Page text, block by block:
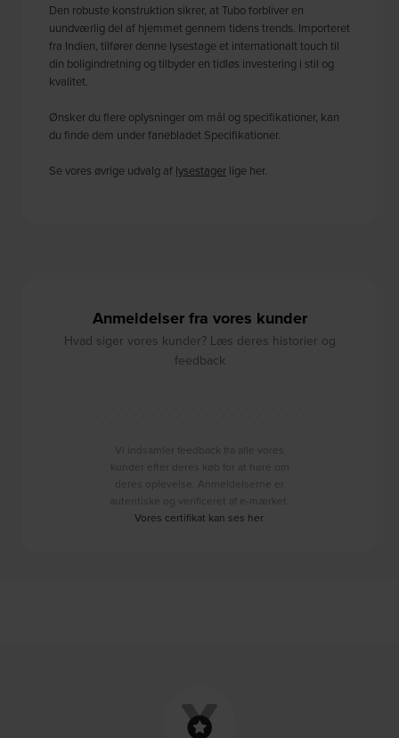
Den robuste konstruktion sikrer, at Tubo forbliver en
uundværlig del af hjemmet gennem tidens trends. Importeret
fra Indien, tilfører denne lysestage et internationalt touch til
din boligindretning og tilbyder en tidløs investering i stil og
kvalitet.
Ønsker du flere oplysninger om mål og specifikationer, kan
du finde dem under fanebladet Specifikationer.
Se vores øvrige udvalg af lysestager lige her.
Anmeldelser fra vores kunder
Hvad siger vores kunder? Læs deres historier og
feedback
Vi indsamler feedback fra alle vores
kunder efter deres køb for at høre om
deres oplevelse. Anmeldelserne er
autentiske og verificeret af e-mærket.
Vores certifikat kan ses her.